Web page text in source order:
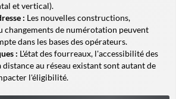
et vertical).
: Les nouvelles constructions,
changements de numérotation peuvent
dans les bases des opérateurs.
: L'état des fourreaux, l'accessibilité des
au réseau existant sont autant de
l'éligibilité.